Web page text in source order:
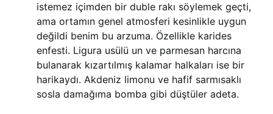
istemez içimden bir duble rakı söylemek geçti,
ama ortamın genel atmosferi kesinlikle uygun
değildi benim bu arzuma. Özellikle karides
enfesti. Ligura usülü un ve parmesan harcına
bulanarak kızartılmış kalamar halkaları ise bir
harikaydı. Akdeniz limonu ve hafif sarmısaklı
sosla damağıma bomba gibi düştüler adeta.